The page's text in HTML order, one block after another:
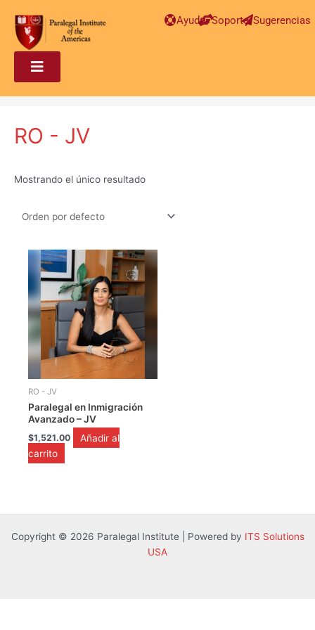
Ayuda Soporte Sugerencias
RO - JV
Mostrando el único resultado
RO - JV
Paralegal en Inmigración
Avanzado – JV
$1,521.00
Añadir al
carrito
Copyright © 2026 Paralegal Institute | Powered by ITS Solutions
USA